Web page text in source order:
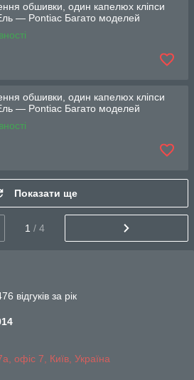
обшивки, один капелюх кліпси
— Pontiac Багато моделей
обшивки, один капелюх кліпси
— Pontiac Багато моделей
Показати ще
1 / 4
відгуків за рік
офіс 7, Київ, Україна